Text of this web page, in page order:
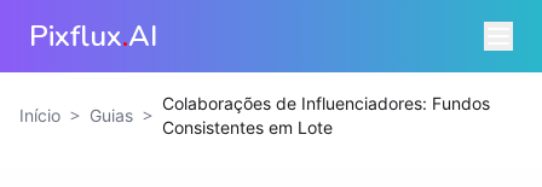
Pixflux.AI
Início > Guias >
Colaborações de Influenciadores: Fundos
Consistentes em Lote